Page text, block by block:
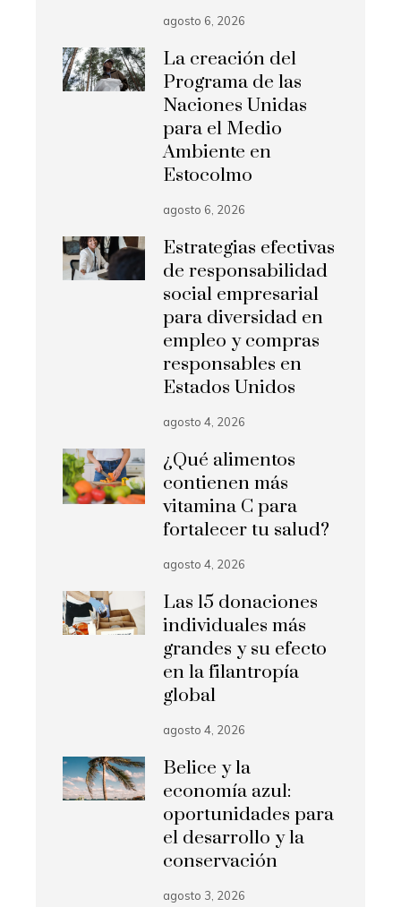
agosto 6, 2026
La creación del
Programa de las
Naciones Unidas
para el Medio
Ambiente en
Estocolmo
agosto 6, 2026
Estrategias efectivas
de responsabilidad
social empresarial
para diversidad en
empleo y compras
responsables en
Estados Unidos
agosto 4, 2026
¿Qué alimentos
contienen más
vitamina C para
fortalecer tu salud?
agosto 4, 2026
Las 15 donaciones
individuales más
grandes y su efecto
en la filantropía
global
agosto 4, 2026
Belice y la
economía azul:
oportunidades para
el desarrollo y la
conservación
agosto 3, 2026